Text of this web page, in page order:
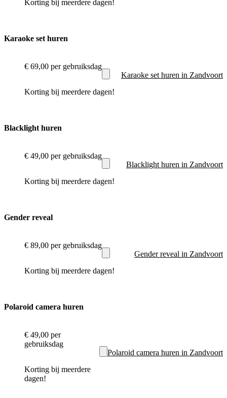
Korting bij meerdere dagen!
Karaoke set huren
€ 69,00 per gebruiksdag
Korting bij meerdere dagen!
Karaoke set huren in Zandvoort
Blacklight huren
€ 49,00 per gebruiksdag
Korting bij meerdere dagen!
Blacklight huren in Zandvoort
Gender reveal
€ 89,00 per gebruiksdag
Korting bij meerdere dagen!
Gender reveal in Zandvoort
Polaroid camera huren
€ 49,00 per
gebruiksdag
Korting bij meerdere
dagen!
Polaroid camera huren in Zandvoort